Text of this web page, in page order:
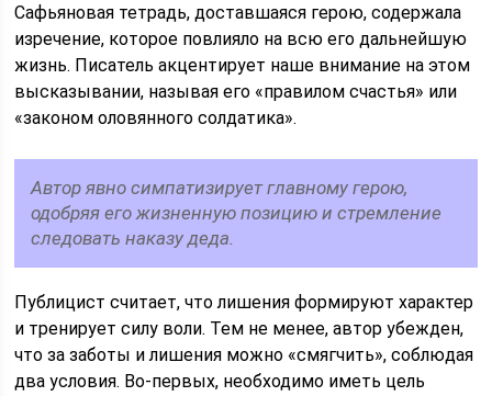
Сафьяновая тетрадь, доставшаяся герою, содержала
изречение, которое повлияло на всю его дальнейшую
жизнь. Писатель акцентирует наше внимание на этом
высказывании, называя его «правилом счастья» или
«законом оловянного солдатика».
Автор явно симпатизирует главному герою,
одобряя его жизненную позицию и стремление
следовать наказу деда.
Публицист считает, что лишения формируют характер
и тренирует силу воли. Тем не менее, автор убежден,
что за заботы и лишения можно «смягчить», соблюдая
два условия. Во-первых, необходимо иметь цель